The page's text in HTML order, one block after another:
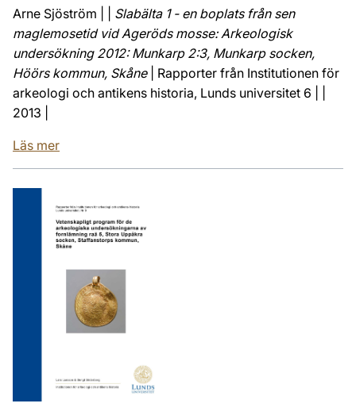
Arne Sjöström | | Slabälta 1 - en boplats från sen
maglemosetid vid Ageröds mosse: Arkeologisk
undersökning 2012: Munkarp 2:3, Munkarp socken,
Höörs kommun, Skåne| Rapporter från Institutionen för
arkeologi och antikens historia, Lunds universitet 6 | |
2013 |
Läs mer